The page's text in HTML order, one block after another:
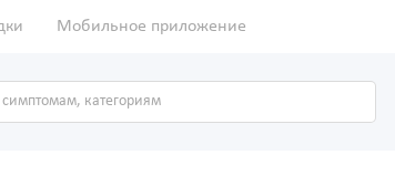
Мобильное приложение